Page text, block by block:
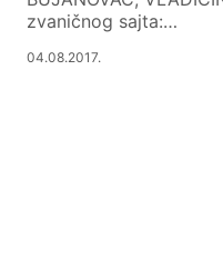
zvaničnog sajta:…
04.08.2017.